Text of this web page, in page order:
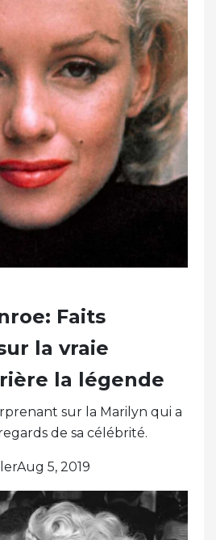
Faits
la vraie
la légende
sur la Marilyn qui a
de sa célébrité.
5, 2019